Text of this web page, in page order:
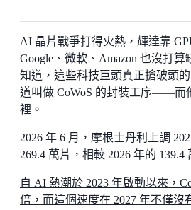
AI 晶片戰爭打得火熱，輝達靠
Google、微軟、Amazon 也沒打
知道，這些科技巨頭真正搶破頭
道叫做 CoWoS 的封裝工序——而
裡。
2026 年 6 月，摩根士丹利上調
269.4 萬片，相較 2026 年的 139.4
自 AI 熱潮於 2023 年啟動以來，
倍，而這個速度在 2027 年不僅